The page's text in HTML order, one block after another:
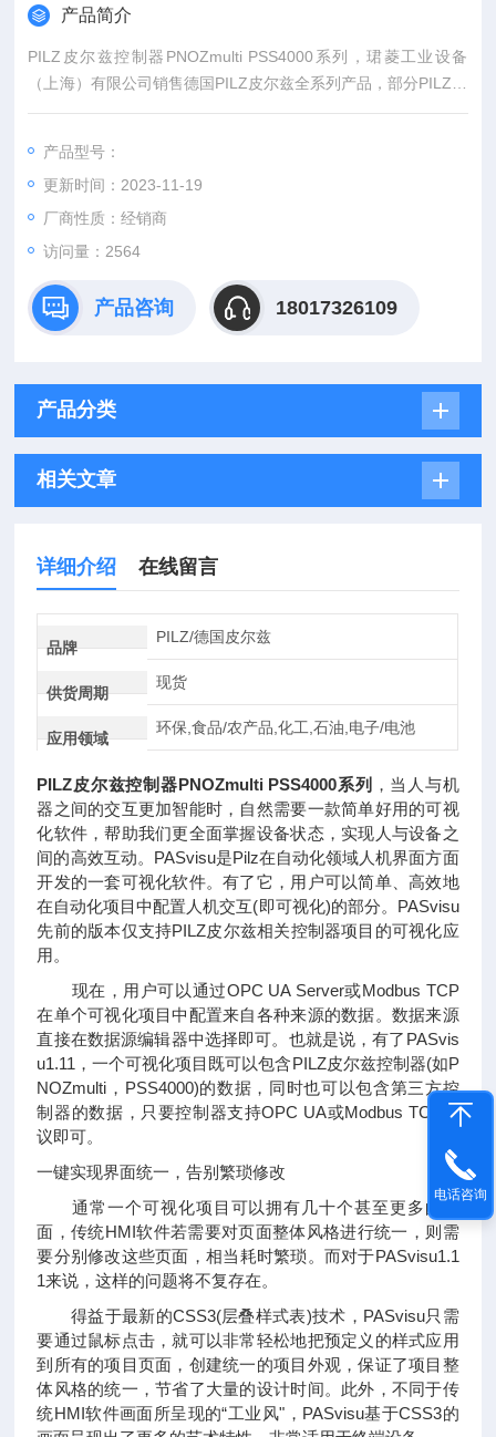
产品简介
PILZ皮尔兹控制器PNOZmulti PSS4000系列，珺菱工业设备
（上海）有限公司销售德国PILZ皮尔兹全系列产品，部分PILZ继
电器现货库存，价格好，欢迎来确认。
产品型号：
更新时间：2023-11-19
厂商性质：经销商
访问量：2564
产品咨询 18017326109
产品分类
相关文章
详细介绍 在线留言
品牌
PILZ/德国皮尔兹
供货周期
现货
应用领域
环保,食品/农产品,化工,石油,电子/电池
PILZ皮尔兹控制器PNOZmulti PSS4000系列 ，当人与机
器之间的交互更加智能时，自然需要一款简单好用的可视
化软件，帮助我们更全面掌握设备状态，实现人与设备之
间的高效互动。PASvisu是Pilz在自动化领域人机界面方面
开发的一套可视化软件。有了它，用户可以简单、高效地
在自动化项目中配置人机交互(即可视化)的部分。PASvisu
先前的版本仅支持PILZ皮尔兹相关控制器项目的可视化应
用。
现在，用户可以通过OPC UA Server或Modbus TCP
在单个可视化项目中配置来自各种来源的数据。数据来源
直接在数据源编辑器中选择即可。也就是说，有了PASvis
u1.11，一个可视化项目既可以包含PILZ皮尔兹控制器(如P
NOZmulti，PSS4000)的数据，同时也可以包含第三方控
制器的数据，只要控制器支持OPC UA或Modbus TCP协
议即可。
一键实现界面统一，告别繁琐修改
通常一个可视化项目可以拥有几十个甚至更多的页
面，传统HMI软件若需要对页面整体风格进行统一，则需
要分别修改这些页面，相当耗时繁琐。而对于PASvisu1.1
1来说，这样的问题将不复存在。
得益于最新的CSS3(层叠样式表)技术，PASvisu只需
要通过鼠标点击，就可以非常轻松地把预定义的样式应用
到所有的项目页面，创建统一的项目外观，保证了项目整
体风格的统一，节省了大量的设计时间。此外，不同于传
统HMI软件画面所呈现的“工业风"，PASvisu基于CSS3的
电话咨询